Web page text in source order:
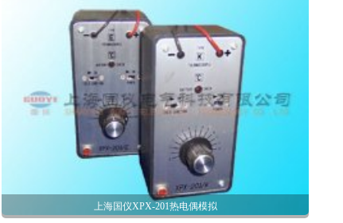
上海国仪XPX-201热电偶模拟